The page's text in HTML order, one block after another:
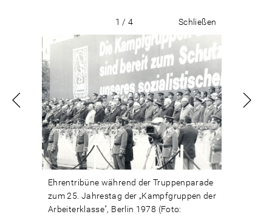
1 / 4 Schließen
Ehrentribüne während der Truppenparade
zum 25. Jahrestag der „Kampfgruppen der
Arbeiterklasse", Berlin 1978 (Foto: